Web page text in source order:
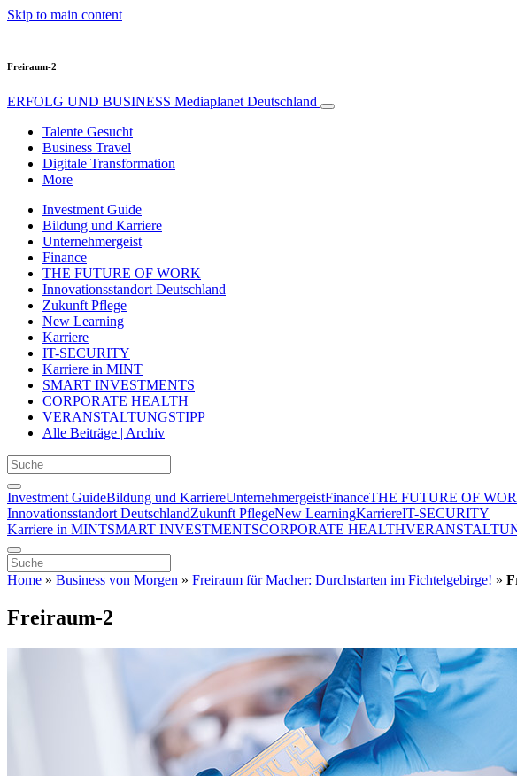
Skip to main content
Freiraum-2
ERFOLG UND BUSINESS Mediaplanet Deutschland
Talente Gesucht
Business Travel
Digitale Transformation
More
Investment Guide
Bildung und Karriere
Unternehmergeist
Finance
THE FUTURE OF WORK
Innovationsstandort Deutschland
Zukunft Pflege
New Learning
Karriere
IT-SECURITY
Karriere in MINT
SMART INVESTMENTS
CORPORATE HEALTH
VERANSTALTUNGSTIPP
Alle Beiträge | Archiv
Investment GuideBildung und KarriereUnternehmergeistFinanceTHE FUTURE OF
Innovationsstandort DeutschlandZukunft PflegeNew LearningKarriereIT-SECURITY
Karriere in MINTSMART INVESTMENTSCORPORATE HEALTH
Home » Business von Morgen » Freiraum für Macher: Durchstarten im Fichtelgebirge! »
Freiraum-2